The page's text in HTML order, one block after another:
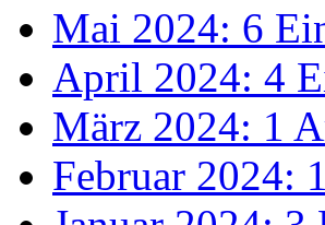
Mai 2024: 6
April 2024: 4
März 2024: 1
Februar 2024: